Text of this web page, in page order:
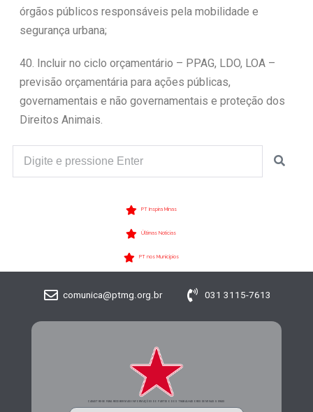
órgãos públicos responsáveis pela mobilidade e
segurança urbana;
40. Incluir no ciclo orçamentário – PPAG, LDO, LOA –
previsão orçamentária para ações públicas,
governamentais e não governamentais e proteção dos
Direitos Animais.
PT Inspira Minas
Últimas Notícias
PT nos Municípios
comunica@ptmg.org.br 031 3115-7613
CADASTRE-SE PARA RECEBER MAIS INFORMAÇÕES DO PARTIDO DOS TRABALHADORES DE MINAS GERAIS